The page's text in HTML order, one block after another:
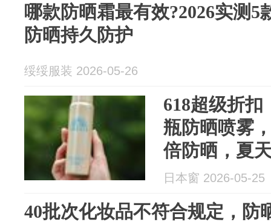
哪款防晒霜最有效?2026实测5
防晒持久防护
绥绥服装 2026-05-26
618超级折
瓶防晒喷雾
倍防晒，夏
们快冲~
日本窗 2026-05-25
40批次化妆品不符合规定，防